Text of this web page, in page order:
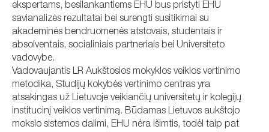
ekspertams, besilankantiems EHU bus pristyti EHU
savianalizės rezultatai bei surengti susitikimai su
akademinės bendruomenės atstovais, studentais ir
absolventais, socialiniais partneriais bei Universiteto
vadovybe.
Vadovaujantis LR Aukštosios mokyklos veiklos vertinimo
metodika, Studijų kokybės vertinimo centras yra
atsakingas už Lietuvoje veikiančių universitetų ir kolegijų
institucinį veiklos vertinimą. Būdamas Lietuvos aukštojo
mokslo sistemos dalimi, EHU nėra išimtis, todėl taip pat